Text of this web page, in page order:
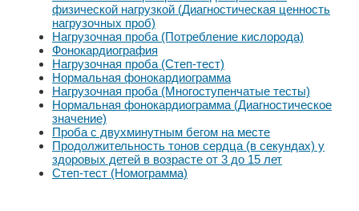
физической нагрузкой (Диагностическая ценность
нагрузочных проб)
Нагрузочная проба (Потребление кислорода)
Фонокардиография
Нагрузочная проба (Степ-тест)
Нормальная фонокардиограмма
Нагрузочная проба (Многоступенчатые тесты)
Нормальная фонокардиограмма (Диагностическое
значение)
Проба с двухминутным бегом на месте
Продолжительность тонов сердца (в секундах) у
здоровых детей в возрасте от 3 до 15 лет
Степ-тест (Номограмма)